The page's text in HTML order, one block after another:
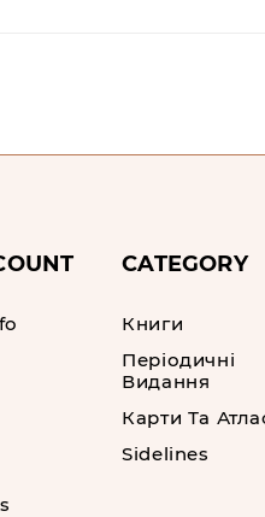
CATEGORY
Книги
Періодичні
Видання
Карти Та
Sidelines